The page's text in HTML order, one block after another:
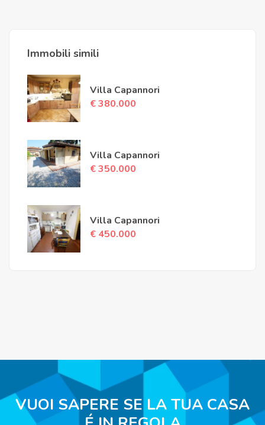
Immobili simili
Villa Capannori
€ 380.000
Villa Capannori
€ 350.000
Villa Capannori
€ 450.000
VUOI SAPERE SE LA TUA CASA